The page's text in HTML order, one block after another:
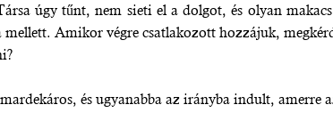
úgy tűnt, nem sieti el a dolgot, és olyan
mellett. Amikor végre csatlakozott hozzájuk,
és ugyanabba az irányba indult,